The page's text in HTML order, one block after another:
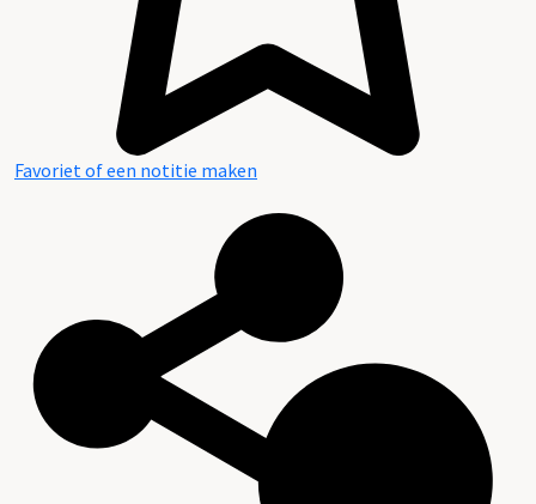
Favoriet of een notitie maken